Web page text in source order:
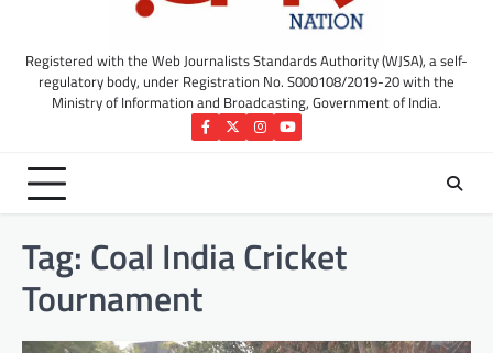
Registered with the Web Journalists Standards Authority (WJSA), a self-
regulatory body, under Registration No. S000108/2019-20 with the
Ministry of Information and Broadcasting, Government of India.
Facebook
TwitterInstagram
YouTube
Tag: Coal India Cricket
Tournament